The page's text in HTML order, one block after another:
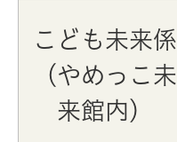
こども未来係
（やめっこ未
来館内）